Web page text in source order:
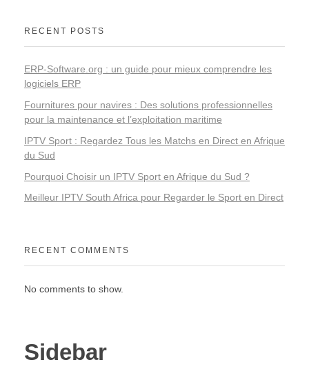
RECENT POSTS
ERP-Software.org : un guide pour mieux comprendre les
logiciels ERP
Fournitures pour navires : Des solutions professionnelles
pour la maintenance et l’exploitation maritime
IPTV Sport : Regardez Tous les Matchs en Direct en Afrique
du Sud
Pourquoi Choisir un IPTV Sport en Afrique du Sud ?
Meilleur IPTV South Africa pour Regarder le Sport en Direct
RECENT COMMENTS
No comments to show.
Sidebar